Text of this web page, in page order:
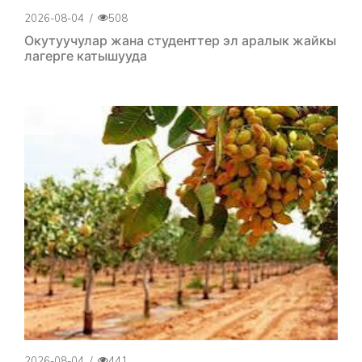
2026-08-04 / 508
Окутуучулар жана студенттер эл аралык жайкы
лагерге катышууда